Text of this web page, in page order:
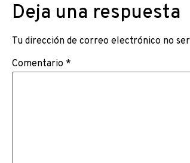
Deja una respuesta
Tu dirección de correo electrónico no
Comentario *